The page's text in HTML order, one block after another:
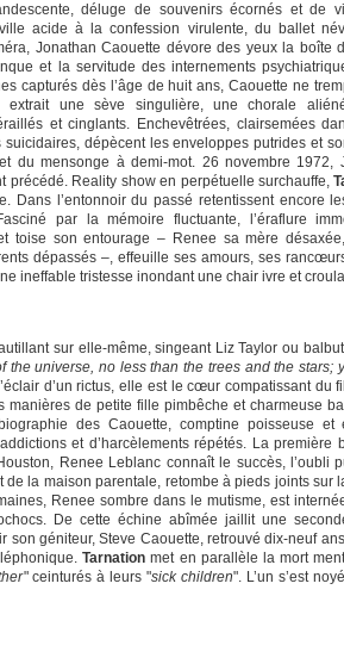
déluge de souvenirs écornés et de
acide à la confession virulente, du ballet
Jonathan Caouette dévore des yeux la boîte
et la servitude des internements
capturés dès l’âge de huit ans, Caouette ne
une sève singulière, une chorale
et cinglants. Enchevêtrées, clairsemées
dépècent les enveloppes putrides et
du mensonge à demi-mot. 26 novembre 1972,
précédé. Reality show en perpétuelle surchauffe,
Dans l’entonnoir du passé retentissent encore
par la mémoire fluctuante, l’éraflure
toise son entourage – Renee sa mère
dépassés –, effeuille ses amours, ses
ineffable tristesse inondant une chair ivre et
sur elle-même, singeant Liz Taylor ou
the universe, no less than the trees and the stars;
d’un rictus, elle est le cœur compatissant du
manières de petite fille pimbêche et charmeuse
des Caouette, comptine poisseuse et
et d’harcèlements répétés. La première
Renee Leblanc connaît le succès, l’oubli
la maison parentale, retombe à pieds joints sur
Renee sombre dans le mutisme, est
De cette échine abîmée jaillit une
son géniteur, Steve Caouette, retrouvé dix-neuf
Tarnation met en parallèle la mort
" ceinturés à leurs "sick children". L’un s’est